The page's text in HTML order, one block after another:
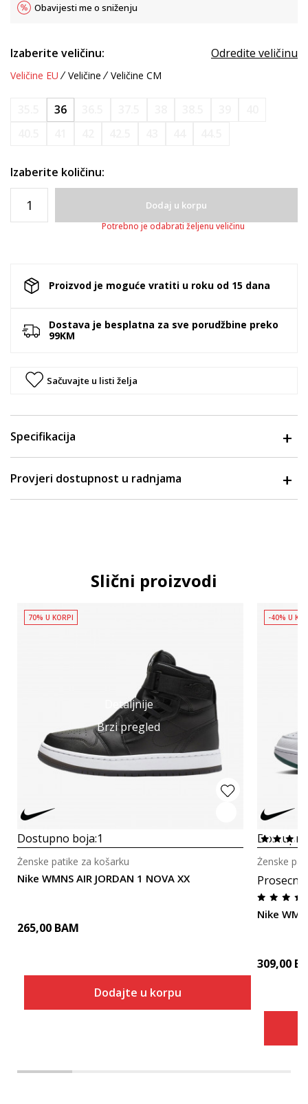
Obavijesti me o sniženju
Izaberite veličinu: Odredite veličinu
Veličine EU Veličine Veličine CM
36
Izaberite količinu:
Dodaj u korpu
Potrebno je odabrati željenu veličinu
Proizvod je moguće vratiti u roku od 15 dana
Dostava je besplatna za sve porudžbine preko
99KM
Sačuvajte u listi želja
Specifikacija
Provjeri dostupnost u radnjama
Slični proizvodi
Detaljnije
Brzi pregled
70% U KORPI
Dostupno boja:1
Nike WMNS AIR JORDAN 1 NOVA XX
Ženske patike za košarku
265,00 BAM
Dodajte u korpu
-40% U
Nike
Ženske
309,00